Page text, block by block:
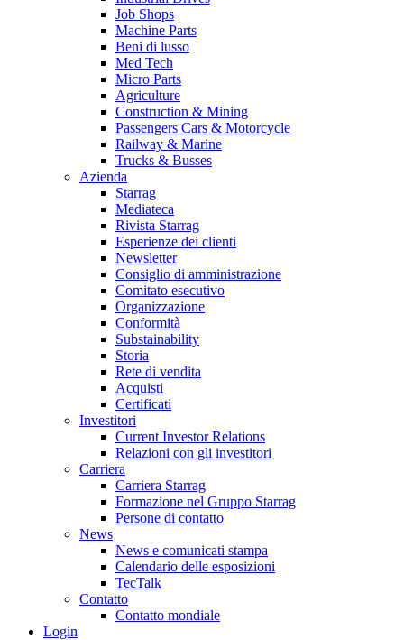
Job Shops
Machine Parts
Beni di lusso
Med Tech
Micro Parts
Agriculture
Construction & Mining
Passengers Cars & Motorcycle
Railway & Marine
Trucks & Busses
Azienda
Starrag
Mediateca
Rivista Starrag
Esperienze dei clienti
Newsletter
Consiglio di amministrazione
Comitato esecutivo
Organizzazione
Conformità
Substainability
Storia
Rete di vendita
Acquisti
Certificati
Investitori
Current Investor Relations
Relazioni con gli investitori
Carriera
Carriera Starrag
Formazione nel Gruppo Starrag
Persone di contatto
News
News e comunicati stampa
Calendario delle esposizioni
TecTalk
Contatto
Contatto mondiale
Login